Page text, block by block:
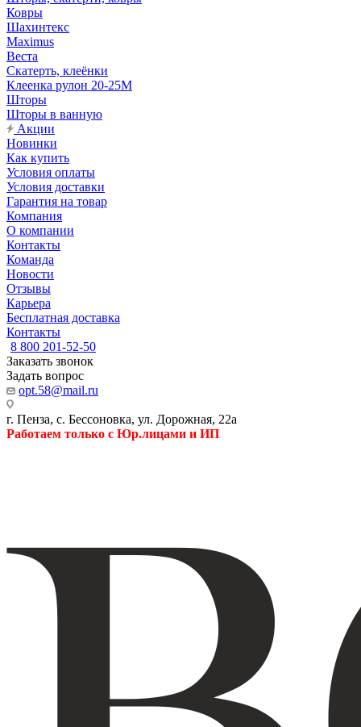
Ковры
Шахинтекс
Maximus
Веста
Скатерть, клеёнки
Клеенка рулон 20-25М
Шторы
Шторы в ванную
Акции
Новинки
Как купить
Условия оплаты
Условия доставки
Гарантия на товар
Компания
О компании
Контакты
Команда
Новости
Отзывы
Карьера
Бесплатная доставка
Контакты
8 800 201-52-50
Заказать звонок
Задать вопрос
opt.58@mail.ru
г. Пенза, с. Бессоновка, ул. Дорожная, 22а
Работаем только с Юр.лицами и ИП